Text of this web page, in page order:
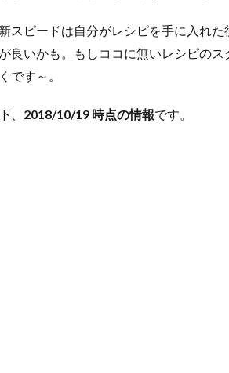
スピードは自分がレシピを手に入れ
良いかも。もしココに無いレシピの
です～。
、 2018/10/19 時点の情報です。